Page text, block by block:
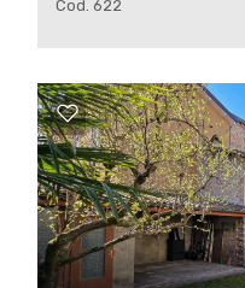
Cod. 622